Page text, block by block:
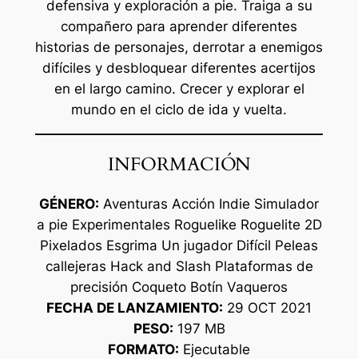
defensiva y exploración a pie. Traiga a su
compañero para aprender diferentes
historias de personajes, derrotar a enemigos
difíciles y desbloquear diferentes acertijos
en el largo camino. Crecer y explorar el
mundo en el ciclo de ida y vuelta.
INFORMACIÓN
GÉNERO: Aventuras Acción Indie Simulador
a pie Experimentales Roguelike Roguelite 2D
Pixelados Esgrima Un jugador Difícil Peleas
callejeras Hack and Slash Plataformas de
precisión Coqueto Botín Vaqueros
FECHA DE LANZAMIENTO: 29 OCT 2021
PESO: 197 MB
FORMATO: Ejecutable